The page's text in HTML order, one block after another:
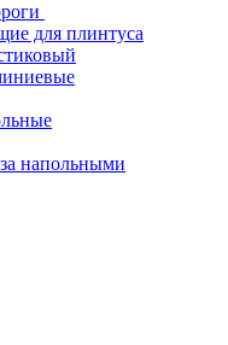
для плинтуса
напольными